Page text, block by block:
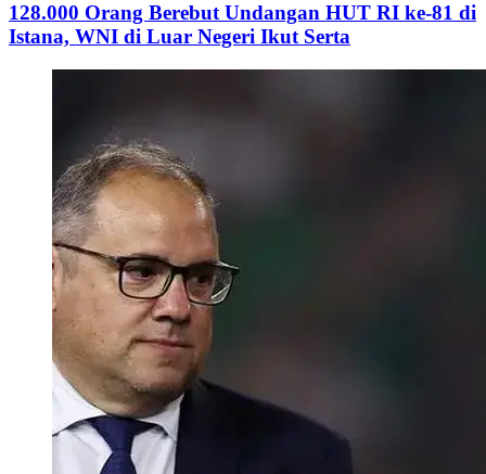
128.000 Orang Berebut Undangan HUT RI ke-81 di
Istana, WNI di Luar Negeri Ikut Serta